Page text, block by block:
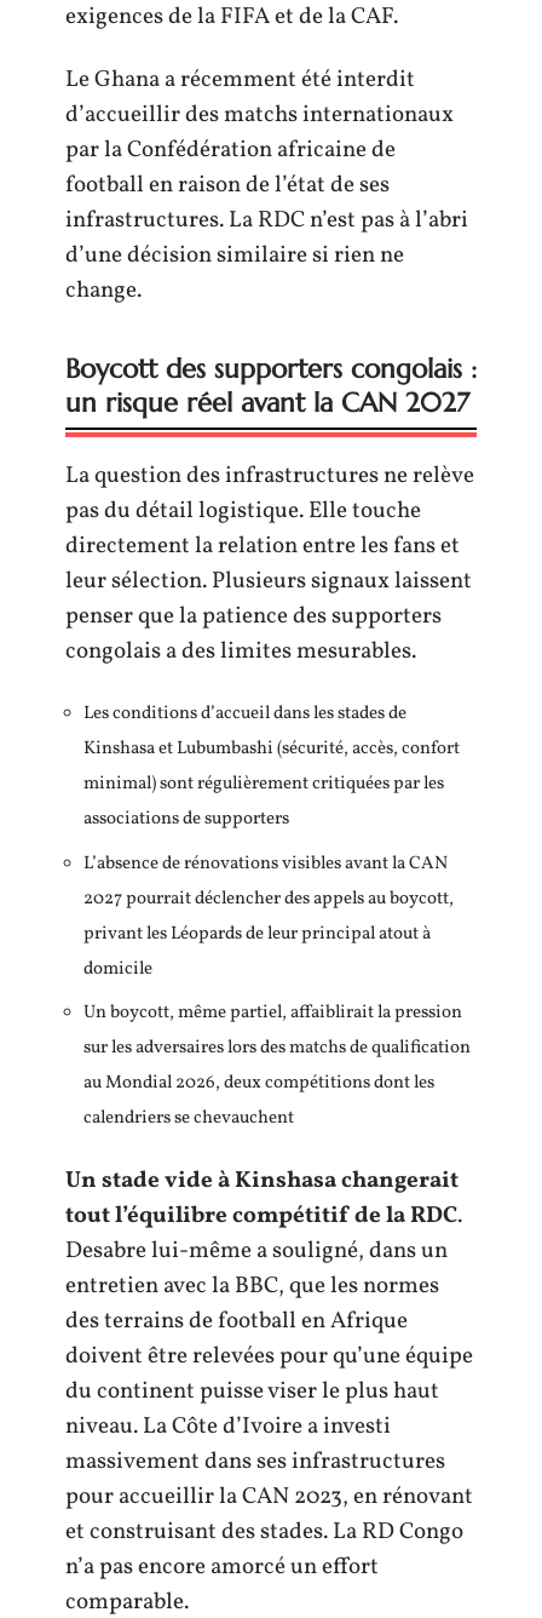
exigences de la FIFA et de la CAF.
Le Ghana a récemment été interdit
d’accueillir des matchs internationaux
par la Confédération africaine de
football en raison de l’état de ses
infrastructures. La RDC n’est pas à l’abri
d’une décision similaire si rien ne
change.
Boycott des supporters congolais :
un risque réel avant la CAN 2027
La question des infrastructures ne relève
pas du détail logistique. Elle touche
directement la relation entre les fans et
leur sélection. Plusieurs signaux laissent
penser que la patience des supporters
congolais a des limites mesurables.
Les conditions d’accueil dans les stades de
Kinshasa et Lubumbashi (sécurité, accès, confort
minimal) sont régulièrement critiquées par les
associations de supporters
L’absence de rénovations visibles avant la CAN
2027 pourrait déclencher des appels au boycott,
privant les Léopards de leur principal atout à
domicile
Un boycott, même partiel, affaiblirait la pression
sur les adversaires lors des matchs de qualification
au Mondial 2026, deux compétitions dont les
calendriers se chevauchent
Un stade vide à Kinshasa changerait
tout l’équilibre compétitif de la RDC.
Desabre lui-même a souligné, dans un
entretien avec la BBC, que les normes
des terrains de football en Afrique
doivent être relevées pour qu’une équipe
du continent puisse viser le plus haut
niveau. La Côte d’Ivoire a investi
massivement dans ses infrastructures
pour accueillir la CAN 2023, en rénovant
et construisant des stades. La RD Congo
n’a pas encore amorcé un effort
comparable.